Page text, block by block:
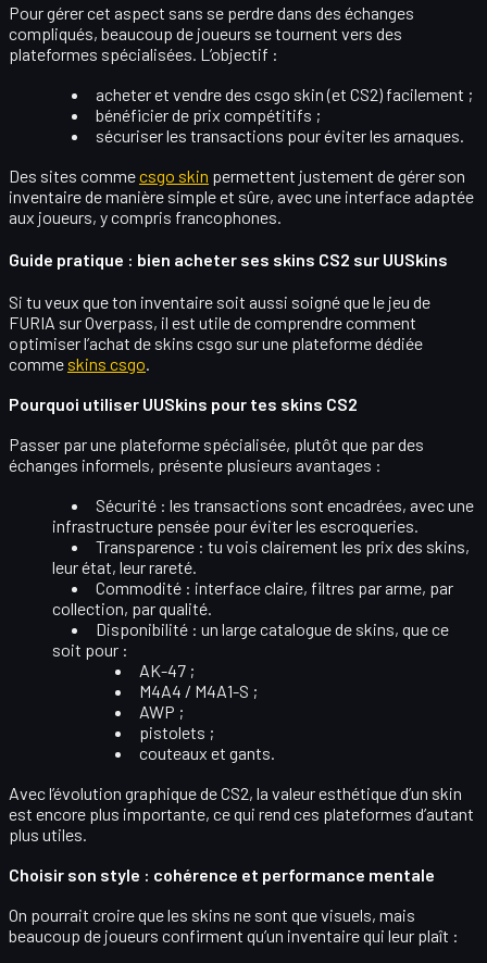
Pour gérer cet aspect sans se perdre dans des échanges
compliqués, beaucoup de joueurs se tournent vers des
plateformes spécialisées. L’objectif :
acheter et vendre des csgo skin(et CS2) facilement ;
bénéficier de prix compétitifs ;
sécuriser les transactions pour éviter les arnaques.
Des sites commecsgo skin permettent justement de gérer son
inventaire de manière simple et sûre, avec une interface adaptée
aux joueurs, y compris francophones.
Guide pratique : bien acheter ses skins CS2 sur UUSkins
Si tu veux que ton inventaire soit aussi soigné que le jeu de
FURIA sur Overpass, il est utile de comprendre comment
optimiser l’achat de skins csgo sur une plateforme dédiée
comme skins csgo.
Pourquoi utiliser UUSkins pour tes skins CS2
Passer par une plateforme spécialisée, plutôt que par des
échanges informels, présente plusieurs avantages :
Sécurité : les transactions sont encadrées, avec une
infrastructure pensée pour éviter les escroqueries.
Transparence : tu vois clairement les prix des skins,
leur état, leur rareté.
Commodité : interface claire, filtres par arme, par
collection, par qualité.
Disponibilité : un large catalogue de skins, que ce
soit pour :
AK-47 ;
M4A4 / M4A1-S ;
AWP ;
pistolets ;
couteaux et gants.
Avec l’évolution graphique de CS2, la valeur esthétiqued’un skin
est encore plus importante, ce qui rend ces plateformes d’autant
plus utiles.
Choisir son style : cohérence et performance mentale
On pourrait croire que les skins ne sont que visuels, mais
beaucoup de joueurs confirment qu’un inventaire qui leur plaît :